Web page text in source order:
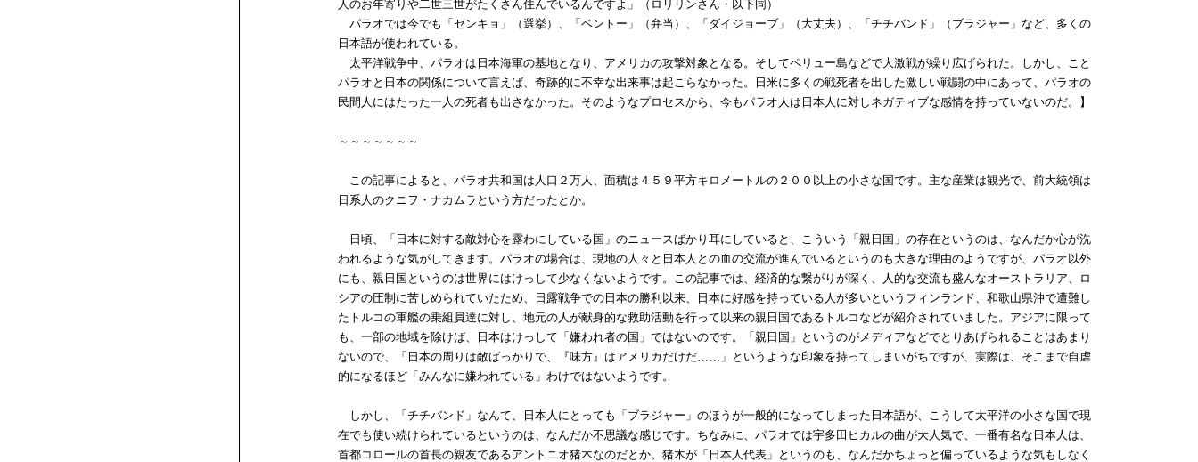
人のお年寄りや二世三世がたくさん住んでいるんですよ」（ロリリンさん・以下同）
パラオでは今でも「センキョ」（選挙）、「ベントー」（弁当）、「ダイジョーブ」（大丈夫）、「チチバンド」（ブラジャー」など、多くの
日本語が使われている。
太平洋戦争中、パラオは日本海軍の基地となり、アメリカの攻撃対象となる。そしてペリュー島などで大激戦が繰り広げられた。しかし、こと
パラオと日本の関係について言えば、奇跡的に不幸な出来事は起こらなかった。日米に多くの戦死者を出した激しい戦闘の中にあって、パラオの
民間人にはたった一人の死者も出さなかった。そのようなプロセスから、今もパラオ人は日本人に対しネガティブな感情を持っていないのだ。】
～～～～～～～
この記事によると、パラオ共和国は人口２万人、面積は４５９平方キロメートルの２００以上の小さな国です。主な産業は観光で、前大統領は
日系人のクニヲ・ナカムラという方だったとか。
日頃、「日本に対する敵対心を露わにしている国」のニュースばかり耳にしていると、こういう「親日国」の存在というのは、なんだか心が洗
われるような気がしてきます。パラオの場合は、現地の人々と日本人との血の交流が進んでいるというのも大きな理由のようですが、パラオ以外
にも、親日国というのは世界にはけっして少なくないようです。この記事では、経済的な繋がりが深く、人的な交流も盛んなオーストラリア、ロ
シアの圧制に苦しめられていたため、日露戦争での日本の勝利以来、日本に好感を持っている人が多いというフィンランド、和歌山県沖で遭難し
たトルコの軍艦の乗組員達に対し、地元の人が献身的な救助活動を行って以来の親日国であるトルコなどが紹介されていました。アジアに限って
も、一部の地域を除けば、日本はけっして「嫌われ者の国」ではないのです。「親日国」というのがメディアなどでとりあげられることはあまり
ないので、「日本の周りは敵ばっかりで、『味方』はアメリカだけだ……」というような印象を持ってしまいがちですが、実際は、そこまで自虐
的になるほど「みんなに嫌われている」わけではないようです。
しかし、「チチバンド」なんて、日本人にとっても「ブラジャー」のほうが一般的になってしまった日本語が、こうして太平洋の小さな国で現
在でも使い続けられているというのは、なんだか不思議な感じです。ちなみに、パラオでは宇多田ヒカルの曲が大人気で、一番有名な日本人は、
首都コロールの首長の親友であるアントニオ猪木なのだとか。猪木が「日本人代表」というのも、なんだかちょっと偏っているような気もしなく